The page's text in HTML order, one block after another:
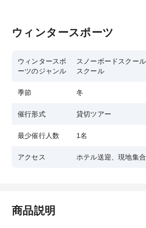
ウィンタースポーツ
ウィンタースポ
ーツのジャンル
スノーボードスクー
スクール
季節 冬
催行形式 貸切ツアー
最少催行人数 1名
アクセス ホテル送迎、現地集合
商品説明